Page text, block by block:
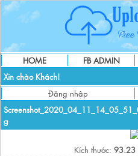
HOME FB ADMIN
Xin chào Khách!
Đăng nhập
g
Kích thước: 93.23